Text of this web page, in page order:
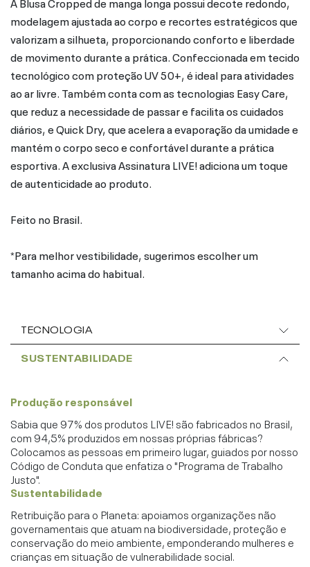
modelagem ajustada ao corpo e recortes estratégicos que
valorizam a silhueta, proporcionando conforto e liberdade
de movimento durante a prática. Confeccionada em tecido
tecnológico com proteção UV 50+, é ideal para atividades
ao ar livre. Também conta com as tecnologias Easy Care,
que reduz a necessidade de passar e facilita os cuidados
diários, e Quick Dry, que acelera a evaporação da umidade e
mantém o corpo seco e confortável durante a prática
esportiva. A exclusiva Assinatura LIVE! adiciona um toque
de autenticidade ao produto.
Feito no Brasil.
*Para melhor vestibilidade, sugerimos escolher um
tamanho acima do habitual.
TECNOLOGIA
SUSTENTABILIDADE
Produção responsável
Sabia que 97% dos produtos LIVE! são fabricados no Brasil,
com 94,5% produzidos em nossas próprias fábricas?
Colocamos as pessoas em primeiro lugar, guiados por nosso
Código de Conduta que enfatiza o "Programa de Trabalho
Justo".
Sustentabilidade
Retribuição para o Planeta: apoiamos organizações não
governamentais que atuam na biodiversidade, proteção e
conservação do meio ambiente, emponderando mulheres e
crianças em situação de vulnerabilidade social.